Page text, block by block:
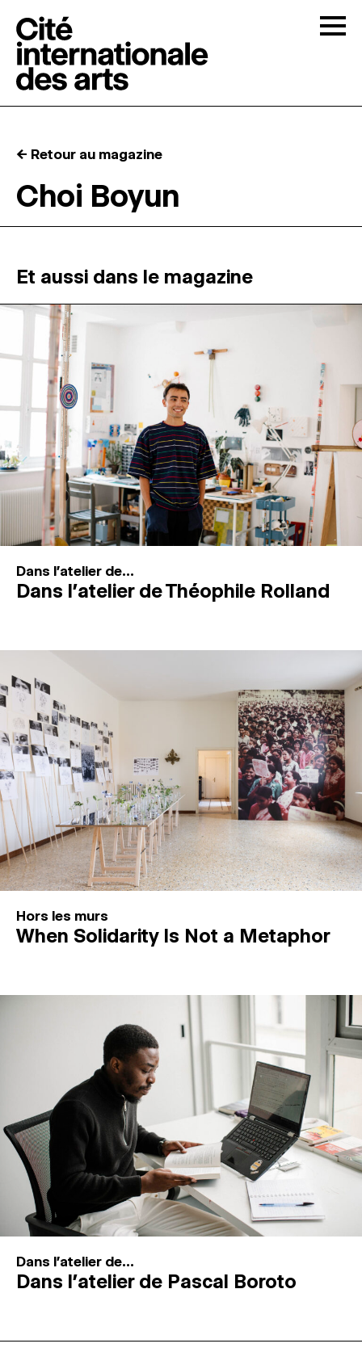
RÉSIDENCES ↓
ATELIERS OUVERTS
PROGRAMMATION
MAGAZINE
ESPACES DE PRATIQUE ARTISTIQUE ↓
Recherche
Connexion
← Retour au magazine
Choi Boyun
Et aussi dans le magazine
Dans l'atelier de...
Dans l’atelier de Théophile Rolland
Hors les murs
When Solidarity Is Not a Metaphor
Dans l'atelier de...
Dans l’atelier de Pascal Boroto